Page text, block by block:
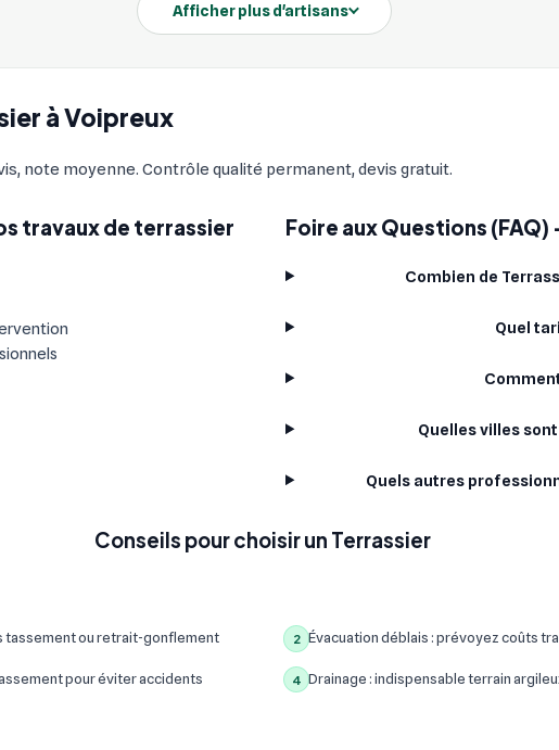
à Voipreux
note moyenne. Contrôle qualité permanent, devis gratuit.
travaux de terrassier
Foire aux Questions
Combien de
Quel
Quelles villes
Quels autres
Conseils pour choisir un Terrassier
tassement ou retrait-gonflement 2 Évacuation déblais : prévoyez coûts
pour éviter accidents 4 Drainage : indispensable terrain
Afficher plus d'artisans